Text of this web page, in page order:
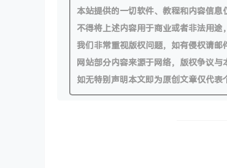
本站提供的一切软件、教程和内容信息
不得将上述内容用于商业或者非法用途
我们非常重视版权问题，如有侵权请邮
网站部分内容来源于网络，版权争议
如无特别声明本文即为原创文章仅代表